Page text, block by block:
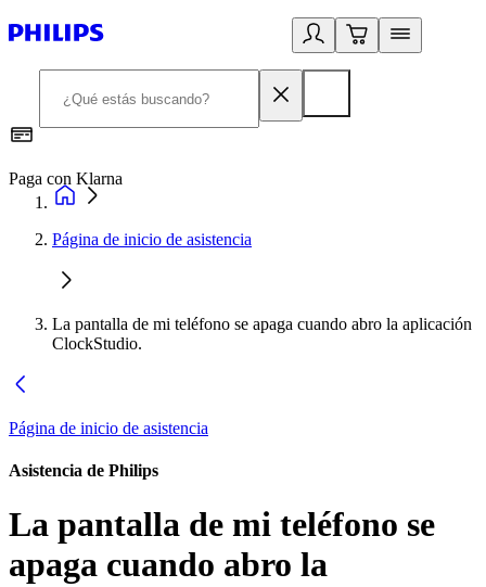
Paga con Klarna
Página de inicio de asistencia
La pantalla de mi teléfono se apaga cuando abro la aplicación
ClockStudio.
Página de inicio de asistencia
Asistencia de Philips
La pantalla de mi teléfono se
apaga cuando abro la